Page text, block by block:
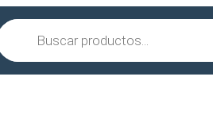
Búsqueda